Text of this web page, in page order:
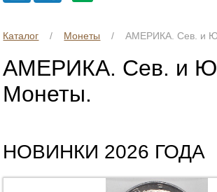
Каталог Монеты АМЕРИКА. Сев. и
АМЕРИКА. Сев. и
Монеты.
НОВИНКИ 2026 ГОДА